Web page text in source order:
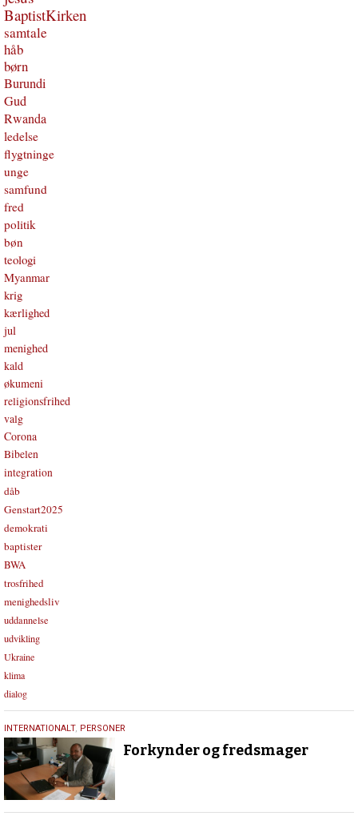
BaptistKirken
samtale
håb
børn
Burundi
Gud
Rwanda
ledelse
flygtninge
unge
samfund
fred
politik
bøn
teologi
Myanmar
krig
kærlighed
jul
menighed
kald
økumeni
religionsfrihed
valg
Corona
Bibelen
integration
dåb
Genstart2025
demokrati
baptister
BWA
trosfrihed
menighedsliv
uddannelse
udvikling
Ukraine
klima
dialog
10.
juli
2015
INTERNATIONALT, PERSONER
Forkynder og fredsmager